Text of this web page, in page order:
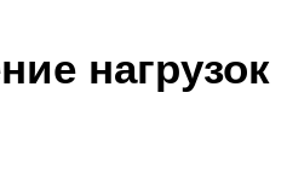
нагрузок